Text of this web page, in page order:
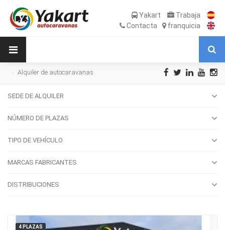
Yakart
Trabaja
Contacta
franquicia
Alquiler de autocaravanas
SEDE DE ALQUILER
NÚMERO DE PLAZAS
TIPO DE VEHÍCULO
MARCAS FABRICANTES
DISTRIBUCIONES
4 PLAZAS